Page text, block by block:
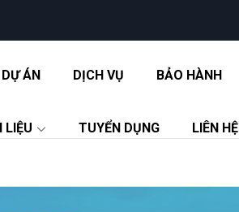
DỰ ÁN DỊCH VỤ BẢO HÀNH
LIỆU TUYỂN DỤNG LIÊN HỆ